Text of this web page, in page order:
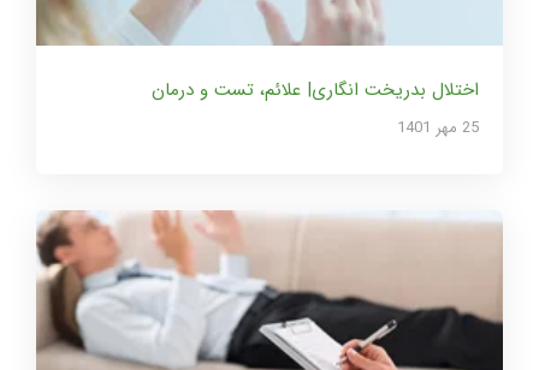
اختلال بدریخت انگاری| علائم، تست و درمان
25 مهر 1401